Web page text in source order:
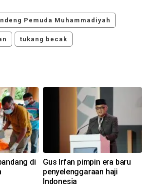
Pemuda Muhammadiyah
tukang becak
di
Gus Irfan pimpin era baru
penyelenggaraan haji
Indonesia